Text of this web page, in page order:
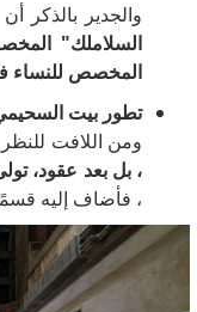
والجدير بالذكر
السلاملك"
المخصص للنساء
تطور بيت
ومن اللافت
، بل بعد عقود،
، فأضاف إليه